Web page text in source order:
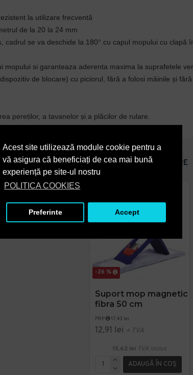
Acest site utilizează module cookie pentru a
vă asigura că beneficiați de cea mai bună
experiență pe site-ul nostru
POLITICA COOKIES
Preferinte Accept
la utilizare frecventă
de la 20 la 24 mm
se va deschide la 180° cu capul mopului cu
si garanteaza aderenta maxima la suprafetele
de blocare) cu piciorul, fără a folosi mâinile și fără
pereților, a tavanelor și a plăcilor de rulare.
PRODUSE ASEMANATOARE
-26 %
Suport mop magnetic
fibra 50 cm
PRP 17,43 lei
12,91 lei + TVA
15,62 lei TVA inclus
ADAUGĂ ÎN COŞ